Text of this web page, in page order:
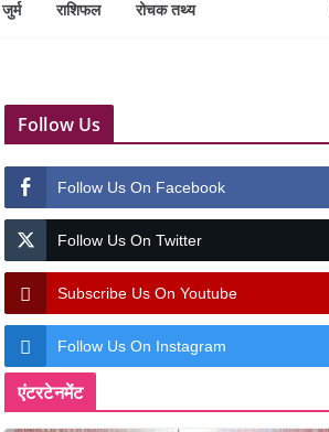
जुर्म राशिफल रोचक तथ्य
Follow Us
Follow Us On Facebook
Follow Us On Twitter
Subscribe Us On Youtube
Follow Us On Instagram
एंटरटेनमेंट